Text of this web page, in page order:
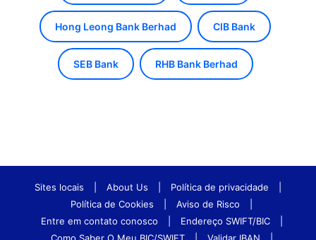
Hong Leong Bank Berhad CIB Bank
SEB Bank RHB Bank Berhad
Sites locais About Us Política de privacidade
Política de Cookies
Aviso de Risco
Entre em contato conosco
Endereço SWIFT/BIC